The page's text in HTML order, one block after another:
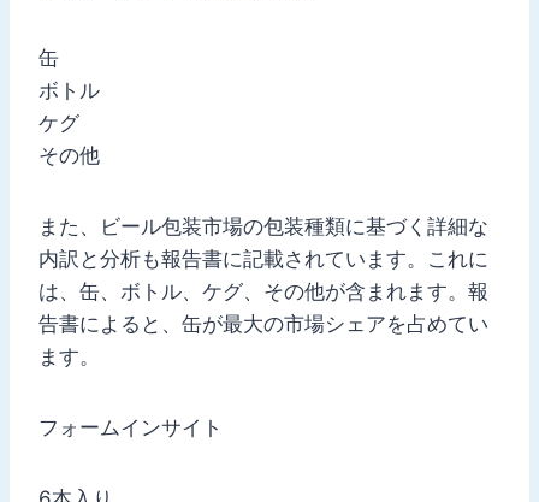
缶
ボトル
ケグ
その他
また、ビール包装市場の包装種類に基づく詳細な
内訳と分析も報告書に記載されています。これに
は、缶、ボトル、ケグ、その他が含まれます。報
告書によると、缶が最大の市場シェアを占めてい
ます。
フォームインサイト